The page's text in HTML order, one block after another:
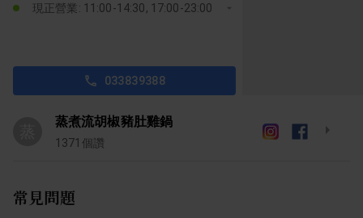
現正營業: 11:00-14:30, 17:00-23:00
033839388
蒸煮流胡椒豬肚雞鍋
1371 個讚
常見問題